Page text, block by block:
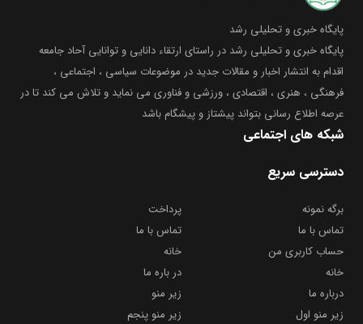
پایگاه خبری و تحلیلی رشد
پایگاه خبری و تحلیلی رشد در راستای ارتقاء دانایی و توانایی آحاد جامعه
اقدام به انتشار اخبار و مقالات جدید در موضوعات سیاسی ، اجتماعی ،
فرهنگی ، هنری ، اقتصادی ، ورزشی و فناوری می نماید و تلاش می کند تا در
عرصه اطلاع رسانی بتواند پیشتاز و پیشگام باشد
شبکه های اجتماعی
دسترسی سریع
برگه نمونه
پرداخت
تماس با ما
تماس با ما
حساب کاربری من
خانه
خانه
در باره ما
درباره ما
زیر منو
زیر منو اول
زیر منو پنجم